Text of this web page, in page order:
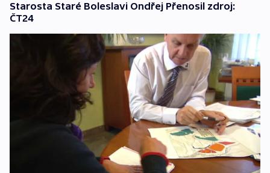
Starosta Staré Boleslavi Ondřej Přenosil zdroj:
ČT24